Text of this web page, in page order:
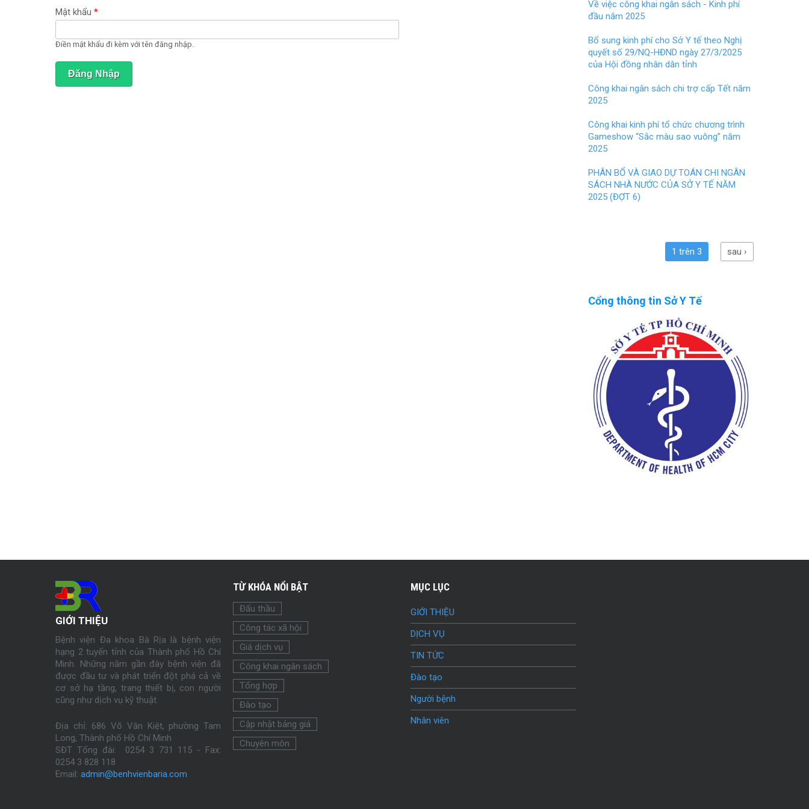
đ
n
)
Mật khẩu *
Điền mật khẩu đi kèm với tên đăng nhập.
o
o
k
t
Về việc công khai ngân sách - Kinh phí
đầu năm 2025
Bổ sung kinh phí cho Sở Y tế theo Nghị
quyết số 29/NQ-HĐND ngày 27/3/2025
của Hội đồng nhân dân tỉnh
Công khai ngân sách chi trợ cấp Tết năm
2025
Công khai kinh phí tổ chức chương trình
Gameshow “Sắc màu sao vuông” năm
2025
PHÂN BỔ VÀ GIAO DỰ TOÁN CHI NGÂN
SÁCH NHÀ NƯỚC CỦA SỞ Y TẾ NĂM
2025 (ĐỢT 6)
1 trên 3 sau ›
Cổng thông tin Sở Y Tế
GIỚI THIỆU
Bệnh viện Đa khoa Bà Rịa là bệnh viện
hạng 2 tuyến tỉnh của Thành phố Hồ Chí
Minh. Những năm gần đây bệnh viện đã
được đầu tư và phát triển đột phá cả về
cơ sở hạ tầng, trang thiết bị, con người
cũng như dịch vụ kỹ thuật.
Địa chỉ: 686 Võ Văn Kiệt, phường Tam
Long, Thành phố Hồ Chí Minh
SĐT Tổng đài: 0254 3 731 115 - Fax:
0254 3 828 118
Email: admin@benhvienbaria.com
TỪ KHÓA NỔI BẬT
Đấu thầu
Công tác xã hội
Giá dịch vụ
Công khai ngân sách
Tổng hợp
Đào tạo
Cập nhật bảng giá
Chuyên môn
MỤC LỤC
GIỚI THIỆU
DỊCH VỤ
TIN TỨC
Đào tạo
Người bệnh
Nhân viên